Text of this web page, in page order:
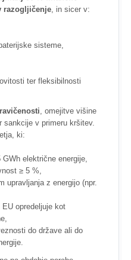
razogljičenje , in sicer v:
sisteme,
ter fleksibilnosti
, omejitve višine
sankcije v primeru kršitev.
ki:
električne energije,
≥ 5 %,
upravljanja z energijo (npr.
opredeljuje kot
do države ali do